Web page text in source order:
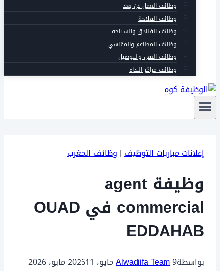
وظائف العمل عن بعد
وظائف الفلاحة
وظائف الفنادق والسياحة
وظائف المطاعم والمقاهي
وظائف النقل والتوصيل
وظائف مراكز النداء
إعلانات مباريات التوظيف| وظائف المغرب
وظيفة agent
commercial في OUAD
EDDAHAB
بواسطة Alwadiifa Team9 مايو، 2026 11 مايو، 2026